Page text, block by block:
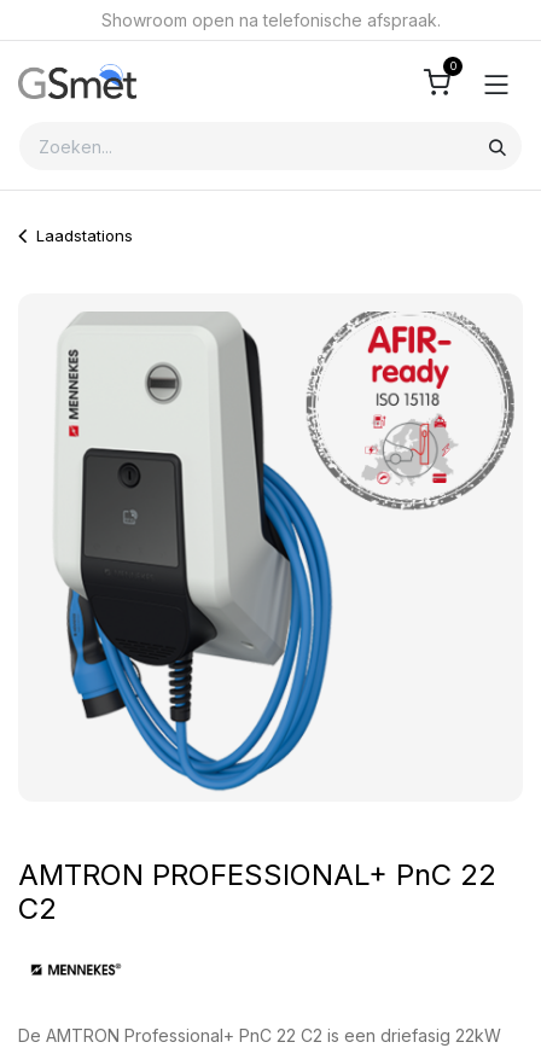
Overslaan naar inhoudShowroom open na telefonische afspraak.
0
Laadstations
AMTRON PROFESSIONAL+ PnC 22
C2
De AMTRON Professional+ PnC 22 C2 is een driefasig 22kW